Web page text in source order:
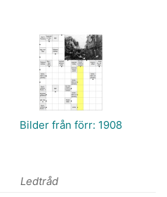
Bilder från förr: 1908
Ledtråd